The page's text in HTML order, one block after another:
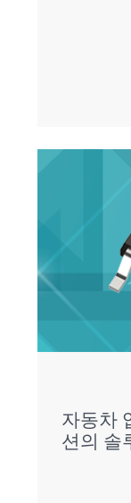
자동차
션의 솔